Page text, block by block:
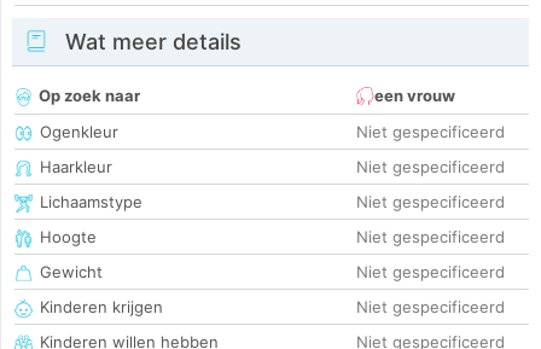
Wat meer details
Op zoek naar
een vrouw
Ogenkleur
Niet gespecificeerd
Haarkleur
Niet gespecificeerd
Lichaamstype
Niet gespecificeerd
Hoogte
Niet gespecificeerd
Gewicht
Niet gespecificeerd
Kinderen krijgen
Niet gespecificeerd
Kinderen willen hebben
Niet gespecificeerd